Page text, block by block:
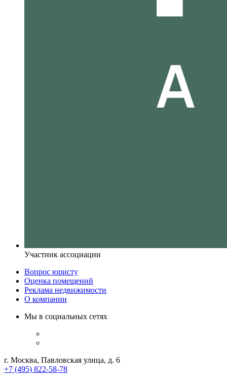
Участник ассоциации
Вопрос юристу
Оценка помещений
Реклама недвижимости
О компании
Мы в социальных сетях
г. Москва, Павловская улица, д. 6
+7 (495) 822-58-78